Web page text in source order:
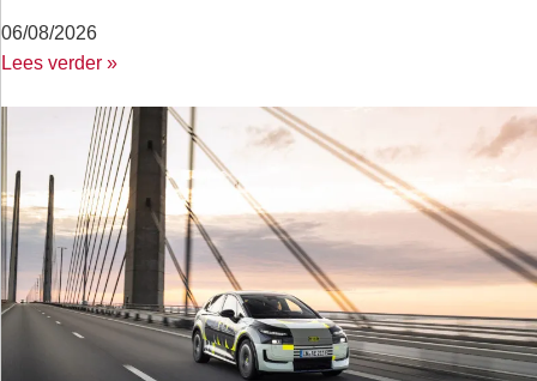
06/08/2026
Lees verder »